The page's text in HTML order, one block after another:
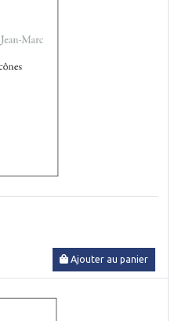
Ajouter au panier